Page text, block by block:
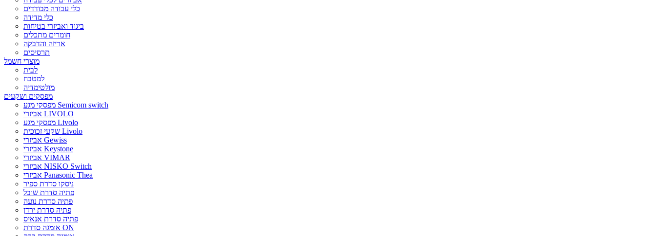
כלי עבודה מבודדים
כלי מדידה
ביגוד ואביזרי בטיחות
חומרים מתכלים
אריזה והדבקה
תרסיסים
מוצרי חשמל
לבית
למטבח
מולטימדיה
מפסקים ושקעים
מפסקי מגע Semicom switch
אביזרי LIVOLO
מפסקי מגע Livolo
שקעי זכוכית Livolo
אביזרי Gewiss
אביזרי Keystone
אביזרי VIMAR
אביזרי NISKO Switch
אביזרי Panasonic Thea
ניסקו סדרת ספיר
פתיה סדרת שובל
פתיה סדרת נועה
פתיה סדרת ירדן
פתיה סדרת אנאיס
אומגה סדרת ON